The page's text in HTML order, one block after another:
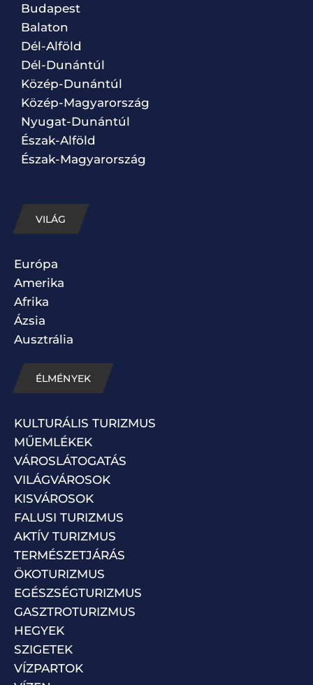
Budapest
Balaton
Dél-Alföld
Dél-Dunántúl
Közép-Dunántúl
Közép-Magyarország
Nyugat-Dunántúl
Észak-Alföld
Észak-Magyarország
VILÁG
Európa
Amerika
Afrika
Ázsia
Ausztrália
ÉLMÉNYEK
KULTURÁLIS TURIZMUS
MŰEMLÉKEK
VÁROSLÁTOGATÁS
VILÁGVÁROSOK
KISVÁROSOK
FALUSI TURIZMUS
AKTÍV TURIZMUS
TERMÉSZETJÁRÁS
ÖKOTURIZMUS
EGÉSZSÉGTURIZMUS
GASZTROTURIZMUS
HEGYEK
SZIGETEK
VÍZPARTOK